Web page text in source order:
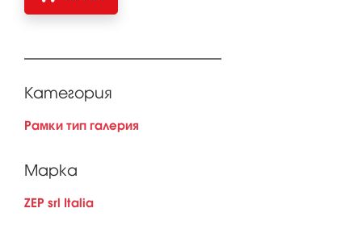
Категория
Рамки тип галерия
Марка
ZEP srl Italia